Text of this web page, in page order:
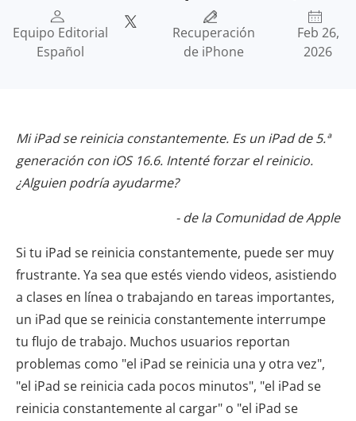
Equipo Editorial
Español
Recuperación
de iPhone
Feb 26,
2026
Mi iPad se reinicia constantemente. Es un iPad de 5.ª
generación con iOS 16.6. Intenté forzar el reinicio.
¿Alguien podría ayudarme?
- de la Comunidad de Apple
Si tu iPad se reinicia constantemente, puede ser muy
frustrante. Ya sea que estés viendo videos, asistiendo
a clases en línea o trabajando en tareas importantes,
un iPad que se reinicia constantemente interrumpe
tu flujo de trabajo. Muchos usuarios reportan
problemas como "el iPad se reinicia una y otra vez",
"el iPad se reinicia cada pocos minutos", "el iPad se
reinicia constantemente al cargar" o "el iPad se